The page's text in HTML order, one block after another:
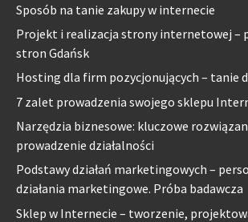
Sposób na tanie zakupy w internecie
Projekt i realizacja strony internetowej –
stron Gdańsk
Hosting dla firm pozycjonujących – tanie
7 zalet prowadzenia swojego sklepu
Narzędzia biznesowe: kluczowe
prowadzenie działalności
Podstawy działań marketingowych –
działania marketingowe. Próba badawcza
Sklep w Internecie – tworzenie,